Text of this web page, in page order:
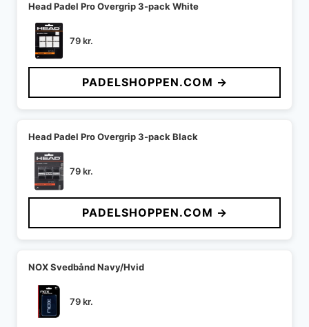
Head Padel Pro Overgrip 3-pack White
79kr.
PADELSHOPPEN.COM →
Head Padel Pro Overgrip 3-pack Black
79kr.
PADELSHOPPEN.COM →
NOX Svedbånd Navy/Hvid
79kr.